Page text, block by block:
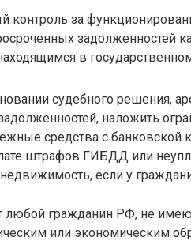
контроль за
задолженностей
в
судебного решения,
наложить
средства с банковской
штрафов ГИБДД или
если у
гражданин РФ, не
или экономическим